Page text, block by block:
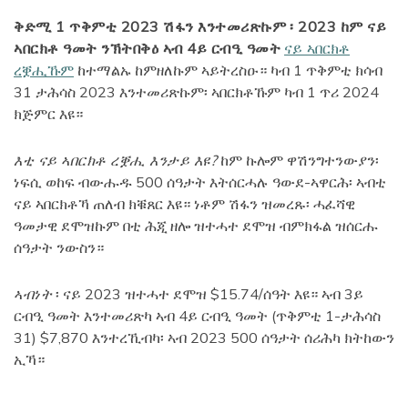
ቅድሚ 1 ጥቅምቲ 2023 ሽፋን እንተመሪጽኩም ፡ 2023 ከም ናይ
ኣበርክቶ ዓመት ንኽትበቅዕ ኣብ 4ይ ርብዒ ዓመት ናይ ኣበርክቶ
ረቛሒኹም ከተማልኡ ከምዘለኩም ኣይትረስዑ። ካብ 1 ጥቅምቲ ክሳብ
31 ታሕሳስ 2023 እንተመሪጽኩም፡ ኣበርክቶኹም ካብ 1 ጥሪ 2024
ክጅምር እዩ።
እቲ ናይ ኣበርክቶ ረቛሒ እንታይ እዩ?ከም ኩሎም ዋሽንግተንውያን፡
ነፍሲ ወከፍ ብውሑዱ 500 ሰዓታት እትሰርሓሉ ዓውደ-ኣዋርሕ፡ ኣብቲ
ናይ ኣበርክቶኻ ጠለብ ክቑጸር እዩ። ነቶም ሽፋን ዝመረጹ፡ ሓፈሻዊ
ዓመታዊ ደሞዝኩም በቲ ሕጂ ዘሎ ዝተሓተ ደሞዝ ብምክፋል ዝሰርሑ
ሰዓታት ንውስን።
ኣብነት፡ ናይ 2023 ዝተሓተ ደሞዝ $15.74/ሰዓት እዩ። ኣብ 3ይ
ርብዒ ዓመት እንተመሪጽካ ኣብ 4ይ ርብዒ ዓመት (ጥቅምቲ 1-ታሕሳስ
31) $7,870 እንተረኺብካ፡ ኣብ 2023 500 ሰዓታት ሰሪሕካ ክትከውን
ኢኻ።